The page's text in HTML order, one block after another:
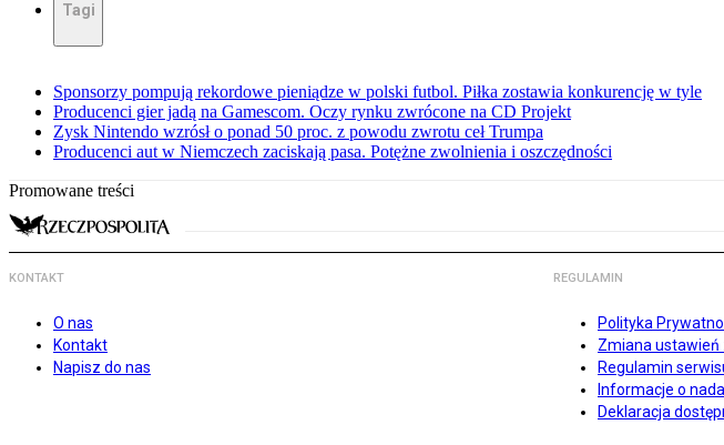
Tagi
Sponsorzy pompują rekordowe pieniądze w polski futbol. Piłka zostawia konkurencję w tyle
Producenci gier jadą na Gamescom. Oczy rynku zwrócone na CD Projekt
Zysk Nintendo wzrósł o ponad 50 proc. z powodu zwrotu ceł Trumpa
Producenci aut w Niemczech zaciskają pasa. Potężne zwolnienia i oszczędności
Promowane treści
KONTAKT
O nas
Kontakt
Napisz do nas
REGULAMIN
Polityka
Zmiana ustawień
Regulamin
Informacje o
Deklaracja